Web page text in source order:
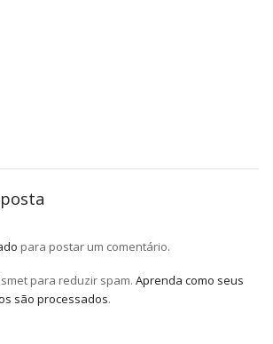
para postar um comentário.
para reduzir spam. Aprenda como seus
são processados.